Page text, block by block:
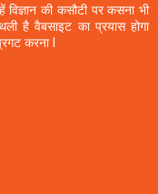
की कसौटी पर कसना भी
है वैबसाइट का प्रयास होगा
करना l